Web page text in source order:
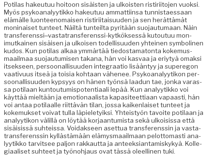
Poti­las hakeu­tuu hoitoon sisäis­ten ja ulkois­t­en ris­tiri­ito­jen vuok­si.
Myös psyko­ana­lyytikko hakeu­tuu ammat­ti­in­sa tun­nistaes­saan
elämälle luon­teeno­maisen ris­tiri­itaisu­u­den ja sen herät­tämät
mon­i­naiset tun­teet. Näiltä tun­teil­ta pyritään suo­jau­tu­maan. Näin
trans­fer­enssi‒­vas­ta­trans­fer­enssi-kytkök­sessä kutoutuu mon­
imutkainen sisäisen ja ulkoisen todel­lisu­u­den yhteinen sym­bo­l­i­nen
kudos. Kun poti­las alkaa ymmärtää tiedostam­a­ton­ta koke­mus­
maail­maa suo­jau­tu­misen takana, hän voi kas­vaa ja eriy­tyä omak­si
itsek­seen, per­soon­al­lisu­u­den inte­graa­tio lisään­tyy ja super­egon
vaa­tivu­us itseä ja toisia kohtaan vähe­nee. Psyko­ana­lyytikon per­
soon­al­lisu­u­den kyp­syys on hänen työn­sä laadun tae, jon­ka varas­
sa poti­laan kuntou­tu­mis­po­ten­ti­aali lep­ää. Kun ana­lyytikko voi
käyt­tää mieltään ja emo­tion­aal­ista kap­a­siteet­ti­aan vapaasti, hän
voi antaa poti­laalle riit­tävän tilan, jos­sa kaiken­laiset tun­teet ja
koke­muk­set voivat tul­la läpiele­tyik­si. Yhteistyön tavoite poti­laan ja
ana­lyytikon välil­lä on löytää kor­jaan­tu­mista sekä ulkoi­sis­sa että
sisäi­sis­sä suhteis­sa. Voidak­seen aset­tua trans­fer­enssin ja vas­ta­
trans­fer­enssin kyl­lästämään elämys­maail­maan pelot­tomasti ana­
lyytikko tarvit­see paljon rakkaut­ta ja anteek­siantamiskykyä. Kol­le­
giaaliset suh­teet ja työno­h­jaus ovat tässä oleelli­nen tuki.